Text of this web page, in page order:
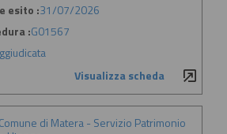
esito :31/07/2026
:G01567
Visualizza scheda
Comune di Matera - Servizio Patrimonio